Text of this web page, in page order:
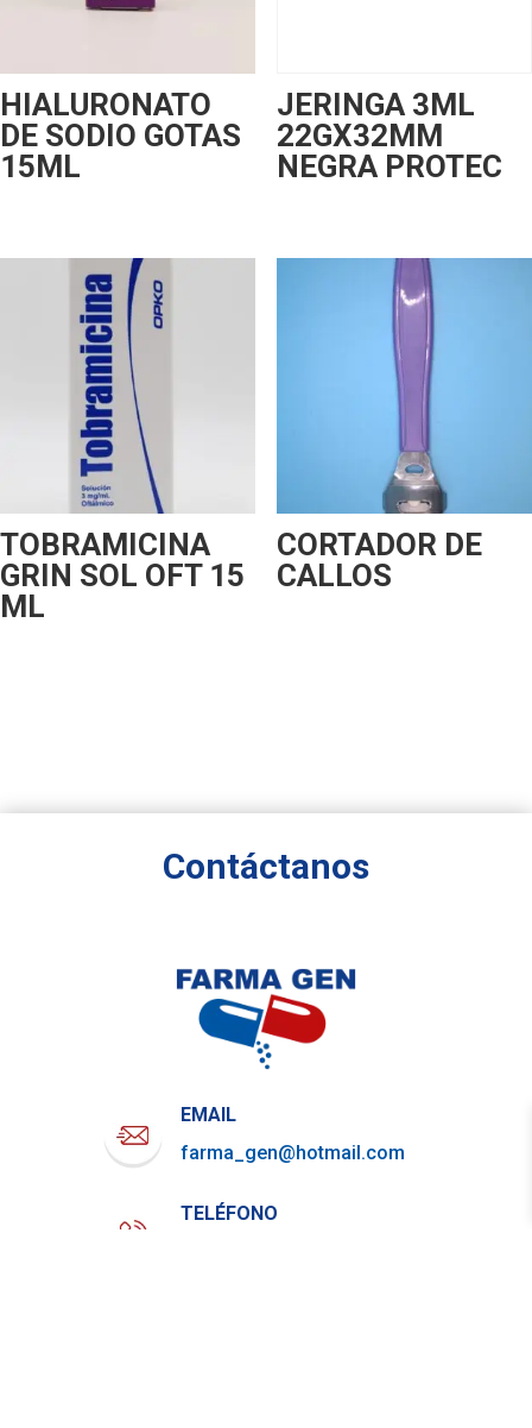
HIALURONATO
DE SODIO GOTAS
15ML
JERINGA 3ML
22GX32MM
NEGRA PROTEC
TOBRAMICINA
GRIN SOL OFT 15
ML
CORTADOR DE
CALLOS
Contáctanos
EMAIL
farma_gen@hotmail.com
TELÉFONO